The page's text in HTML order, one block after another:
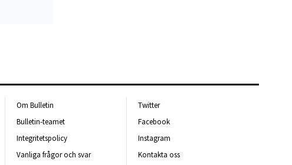
Om Bulletin
Bulletin-teamet
Integritetspolicy
Vanliga frågor och svar
Twitter
Facebook
Instagram
Kontakta oss